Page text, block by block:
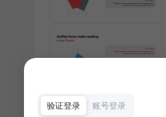
验证登录 账号登录